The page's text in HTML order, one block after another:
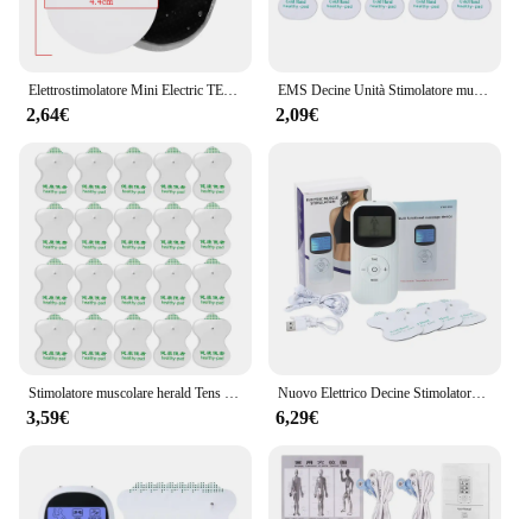
2,64€ 2,09€
3,59€
Nuovo Elettrico Decine Stimolatore Muscolare EMS GuaSha Spa Corpo Massaggiatore Terapia Digitale Dimagrante Strumento di Massaggio Elettrostimolatore
6,29€